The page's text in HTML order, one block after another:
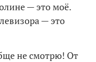
— это моё.
— это
не смотрю! От